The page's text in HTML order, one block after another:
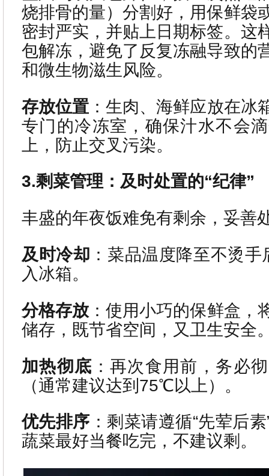
烧排骨的量）分割好，用保鲜袋
密封严实，并贴上日期标签。这
包解冻，避免了反复冻融导致的
和微生物滋生风险。
存放位置 ：生肉、海鲜应放在冰
专门的冷冻室，确保汁水不会
上，防止交叉污染。
3.剩菜管理：及时处置的“纪律”
丰盛的年夜饭难免有剩余，妥善
及时冷却 ：菜品温度降至不烫手
入冰箱。
分格存放 ：使用小巧的保鲜盒，
储存，既节省空间，又卫生安全
加热彻底 ：再次食用前，务必
（通常建议达到75℃以上）。
优先排序 ：剩菜请遵循“先荤后
蔬菜最好当餐吃完，不建议剩。